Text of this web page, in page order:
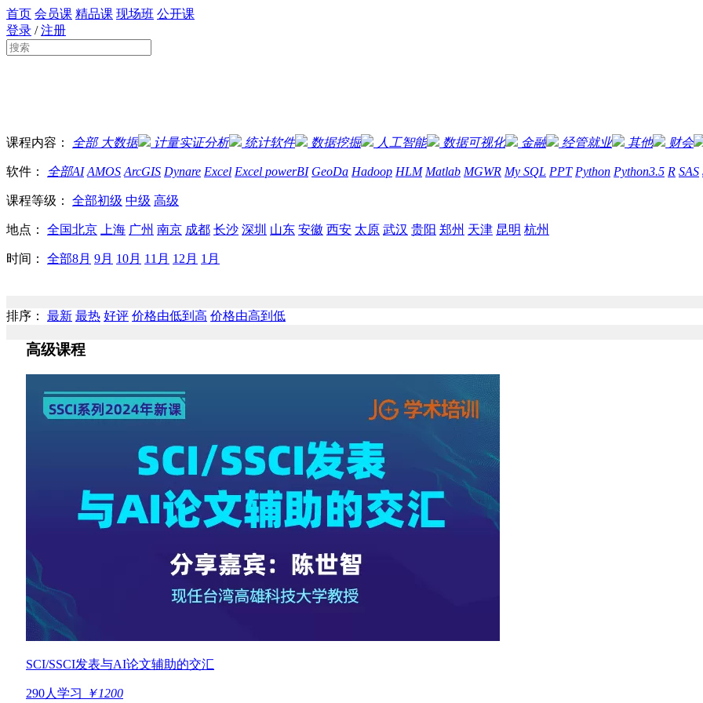
首页 会员课 精品课 现场班 公开课
登录 /注册
课程内容： 全部大数据 计量实证分析 统计软件 数据挖掘 人工智能 数据可视化 金融 经管就业 其他 财会
软件： 全部AI AMOS ArcGIS Dynare Excel Excel powerBI GeoDa Hadoop HLM Matlab MGWR My SQL PPT Python Python3.5 R SAS
课程等级： 全部初级 中级 高级
地点： 全国北京 上海 广州 南京 成都 长沙 深圳 山东 安徽 西安 太原 武汉 贵阳 郑州 天津 昆明 杭州
时间： 全部8月 9月 10月 11月 12月 1月
排序： 最新 最热 好评 价格由低到高 价格由高到低
高级课程
SCI/SSCI发表与AI论文辅助的交汇
290人学习 ￥1200